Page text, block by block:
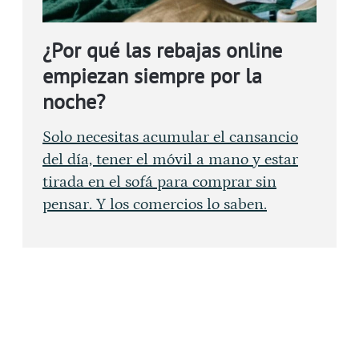
¿Por qué las rebajas online
empiezan siempre por la
noche?
Solo necesitas acumular el cansancio
del día, tener el móvil a mano y estar
tirada en el sofá para comprar sin
pensar. Y los comercios lo saben.